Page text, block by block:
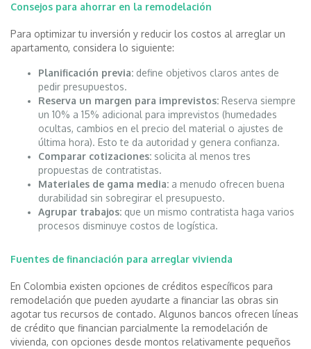
Consejos para ahorrar en la remodelación
Para optimizar tu inversión y reducir los costos al arreglar un
apartamento, considera lo siguiente:
Planificación previa: define objetivos claros antes de
pedir presupuestos.
Reserva un margen para imprevistos: Reserva siempre
un 10% a 15% adicional para imprevistos (humedades
ocultas, cambios en el precio del material o ajustes de
última hora). Esto te da autoridad y genera confianza.
Comparar cotizaciones: solicita al menos tres
propuestas de contratistas.
Materiales de gama media: a menudo ofrecen buena
durabilidad sin sobregirar el presupuesto.
Agrupar trabajos: que un mismo contratista haga varios
procesos disminuye costos de logística.
Fuentes de financiación para arreglar vivienda
En Colombia existen opciones de créditos específicos para
remodelación que pueden ayudarte a financiar las obras sin
agotar tus recursos de contado. Algunos bancos ofrecen líneas
de crédito que financian parcialmente la remodelación de
vivienda, con opciones desde montos relativamente pequeños